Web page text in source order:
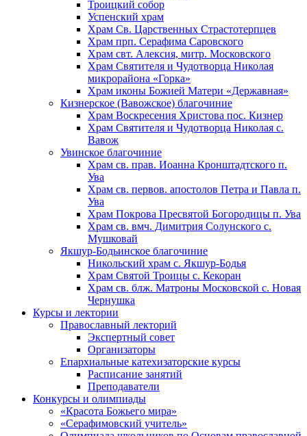
Троицкий собор
Успенский храм
Храм Св. Царственных Страстотерпцев
Храм прп. Серафима Саровского
Храм свт. Алексия, митр. Московского
Храм Святителя и Чудотворца Николая
микрорайона «Горка»
Храм иконы Божией Матери «Державная»
Кизнерское (Вавожское) благочиние
Храм Воскресения Христова пос. Кизнер
Храм Святителя и Чудотворца Николая с.
Вавож
Увинское благочиние
Храм св. прав. Иоанна Кронштадтского п.
Ува
Храм св. первов. апостолов Петра и Павла п.
Ува
Храм Покрова Пресвятой Богородицы п. Ува
Храм св. вмч. Димитрия Солунского с.
Мушковай
Якшур-Бодьинское благочиние
Никольский храм с. Якшур-Бодья
Храм Святой Троицы с. Кекоран
Храм св. блж. Матроны Московской с. Новая
Чернушка
Курсы и лектории
Православный лекторий
Экспертный совет
Организаторы
Епархиальные катехизаторские курсы
Расписание занятий
Преподаватели
Конкурсы и олимпиады
«Красота Божьего мира»
«Серафимовский учитель»